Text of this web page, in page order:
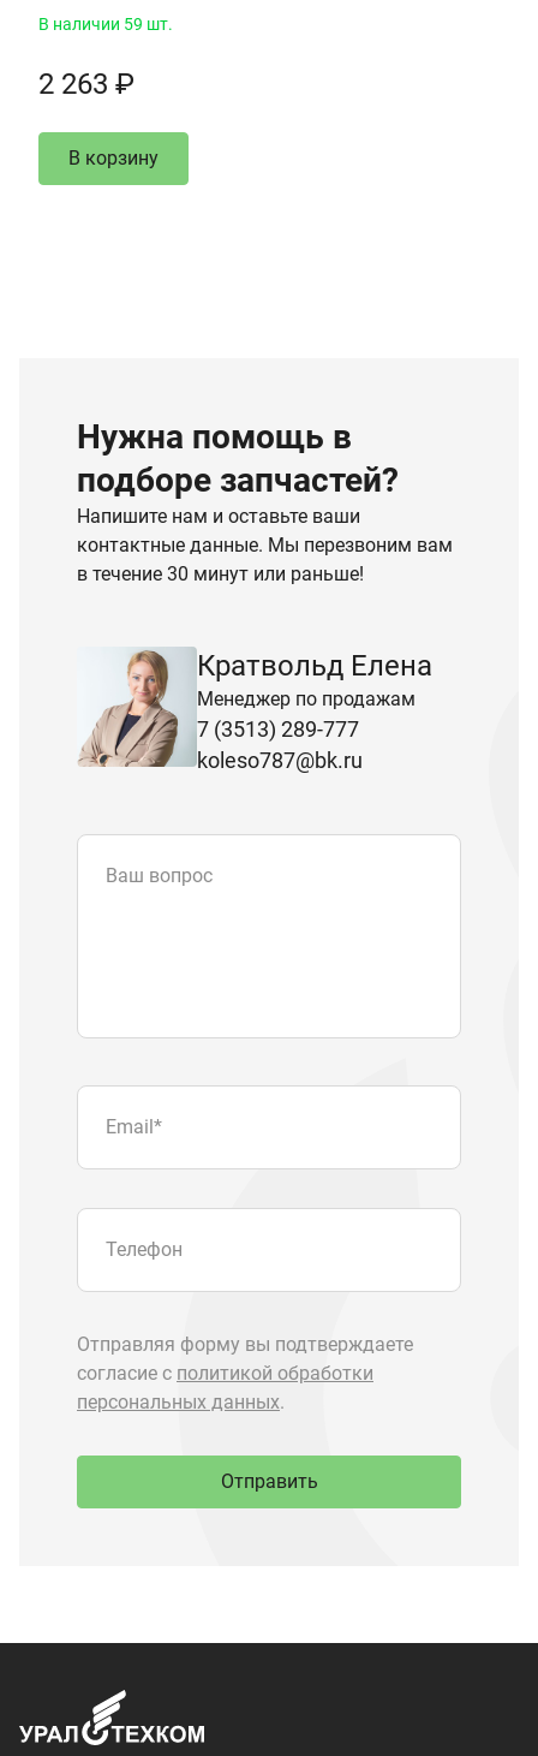
В наличии 59 шт.
2 263 ₽
В корзину
Нужна помощь в
подборе запчастей?
Напишите нам и оставьте ваши
контактные данные. Мы перезвоним вам
в течение 30 минут или раньше!
Кратвольд Елена
Менеджер по продажам
7 (3513) 289-777
koleso787@bk.ru
Ваш вопрос
Запчасти Урал
Запчасти Камаз
Спецпредложения
Доставка и оплата